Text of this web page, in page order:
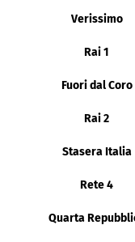
Verissimo
Rai 1
Fuori dal Coro
Rai 2
Stasera Italia
Rete 4
Quarta